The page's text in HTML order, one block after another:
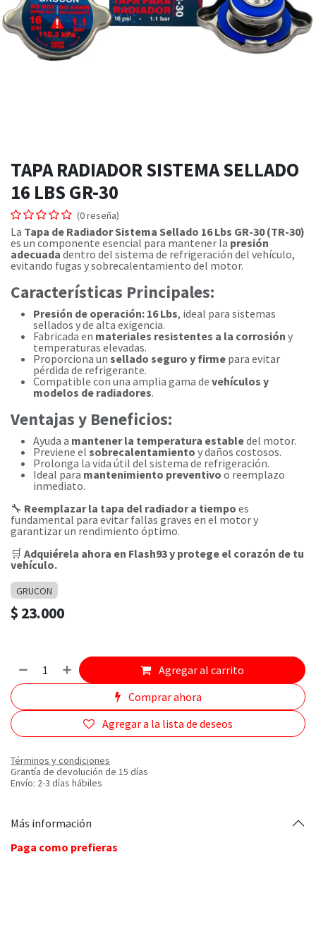
TAPA RADIADOR SISTEMA SELLADO
16 LBS GR-30
(0 reseña)
La Tapa de Radiador Sistema Sellado 16 Lbs GR-30 (TR-30)
es un componente esencial para mantener la presión
adecuada dentro del sistema de refrigeración del vehículo,
evitando fugas y sobrecalentamiento del motor.
Características Principales:
Presión de operación: 16 Lbs, ideal para sistemas
sellados y de alta exigencia.
Fabricada en materiales resistentes a la corrosión y
temperaturas elevadas.
Proporciona un sellado seguro y firme para evitar
pérdida de refrigerante.
Compatible con una amplia gama de vehículos y
modelos de radiadores.
Ventajas y Beneficios:
Ayuda a mantener la temperatura establedel motor.
Previene el sobrecalentamiento y daños costosos.
Prolonga la vida útil del sistema de refrigeración.
Ideal para mantenimiento preventivo o reemplazo
inmediato.
🔧 Reemplazar la tapa del radiador a tiempo es
fundamental para evitar fallas graves en el motor y
garantizar un rendimiento óptimo.
🛒 Adquiérela ahora en Flash93 y protege el corazón de tu
vehículo.
GRUCON
$ 23.000
Agregar al carrito
Comprar ahora
Agregar a la lista de deseos
Términos y condiciones
Grantía de devolución de 15 días
Envío: 2-3 días hábiles
Más información
Paga como prefieras